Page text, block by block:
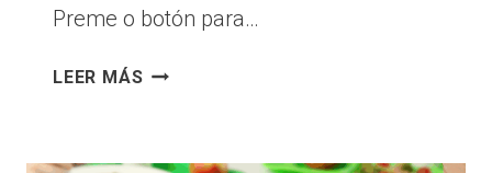
Preme o botón para…
LEER MÁSMENÚ